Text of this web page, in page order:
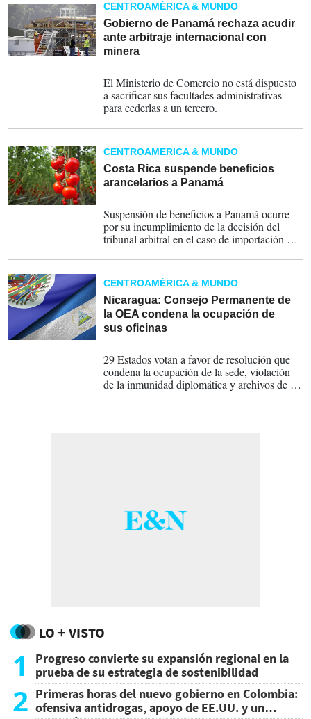
CENTROAMÉRICA & MUNDO
Gobierno de Panamá rechaza acudir
ante arbitraje internacional con
minera
El Ministerio de Comercio no está dispuesto
a sacrificar sus facultades administrativas
para cederlas a un tercero.
CENTROAMÉRICA & MUNDO
Costa Rica suspende beneficios
arancelarios a Panamá
Suspensión de beneficios a Panamá ocurre
por su incumplimiento de la decisión del
tribunal arbitral en el caso de importación y
CENTROAMÉRICA & MUNDO
Nicaragua: Consejo Permanente de
la OEA condena la ocupación de
sus oficinas
29 Estados votan a favor de resolución que
condena la ocupación de la sede, violación
de la inmunidad diplomática y archivos de la
LO + VISTO
1
Progreso convierte su expansión regional en la
prueba de su estrategia de sostenibilidad
2 Primeras horas del nuevo gobierno en Colombia:
ofensiva antidrogas, apoyo de EE.UU. y un